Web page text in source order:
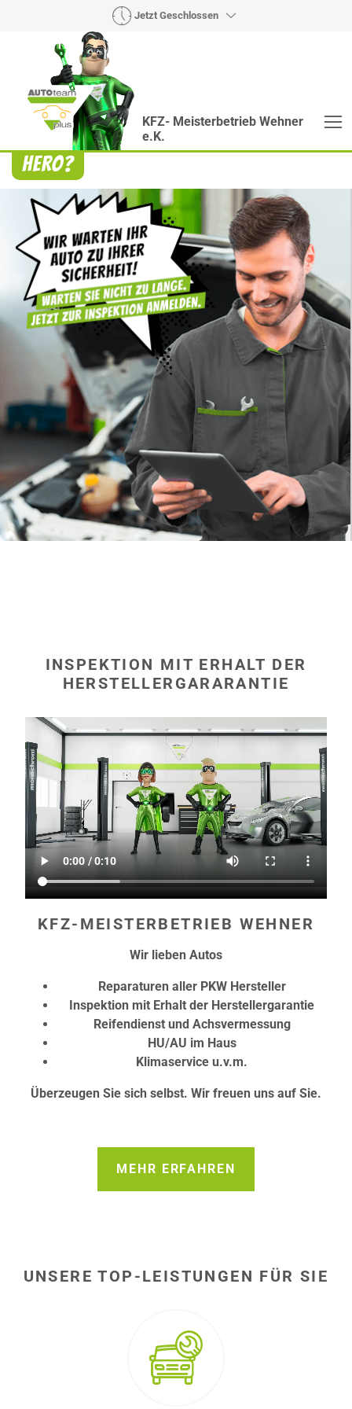
Jetzt Geschlossen
KFZ- Meisterbetrieb Wehner
e.K.
Heroes? Findet man bei uns!
Wie auch wir bringen Handmaker Herby, Rollin‘
Robby und Engineering Esy mit ihrer Superpower
jeden Wagen wieder auf die Bahn.
hier
INSPEKTION MIT ERHALT DER
HERSTELLERGARARANTIE
KFZ-MEISTERBETRIEB WEHNER
Wir lieben Autos
Reparaturen aller PKW Hersteller
Inspektion mit Erhalt der Herstellergarantie
Reifendienst und Achsvermessung
HU/AU im Haus
Klimaservice u.v.m.
Überzeugen Sie sich selbst. Wir freuen uns auf Sie.
MEHR ERFAHREN
UNSERE TOP-LEISTUNGEN FÜR SIE